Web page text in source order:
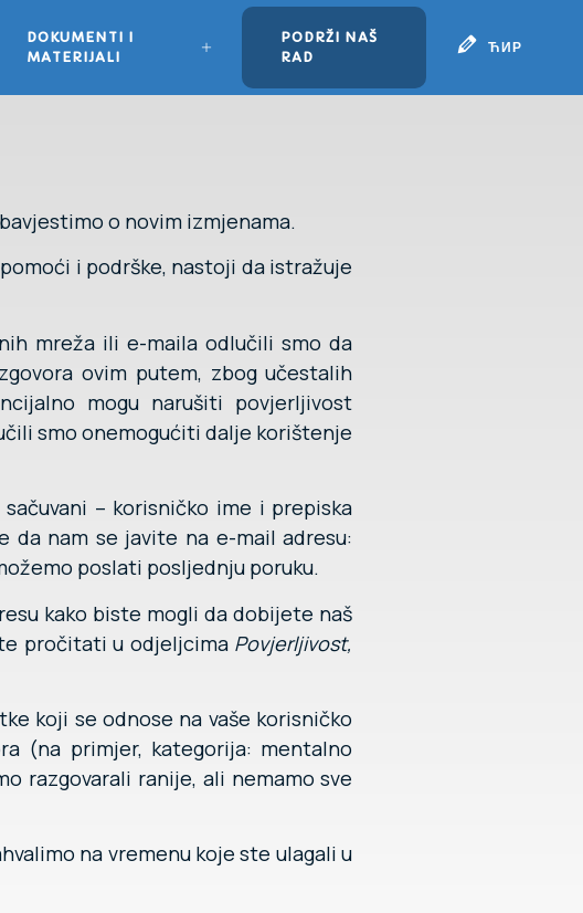
DOKUMENTI I
MATERIJALI
PODRŽI NAŠ
RAD
ЋИР
o novim izmjenama.
i podrške, nastoji da istražuje
mreža ili e-maila odlučili smo da
ovim putem, zbog učestalih
mogu narušiti povjerljivost
smo onemogućiti dalje korištenje
– korisničko ime i prepiska
da nam se javite na e-mail adresu:
poslati posljednju poruku.
kako biste mogli da dobijete naš
pročitati u odjeljcima Povjerljivost,
koji se odnose na vaše korisničko
(na primjer, kategorija: mentalno
razgovarali ranije, ali nemamo sve
na vremenu koje ste ulagali u